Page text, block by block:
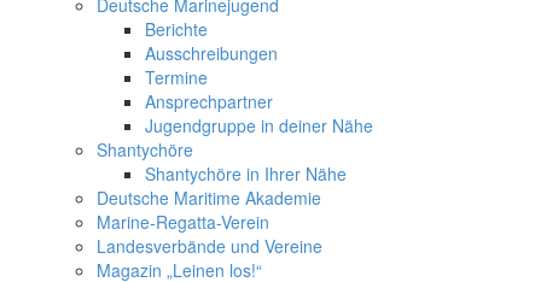
Berichte
Ausschreibungen
Termine
Ansprechpartner
Jugendgruppe in deiner Nähe
Shantychöre
Shantychöre in Ihrer Nähe
Deutsche Maritime Akademie
Marine-Regatta-Verein
Landesverbände und Vereine
Magazin „Leinen los!“